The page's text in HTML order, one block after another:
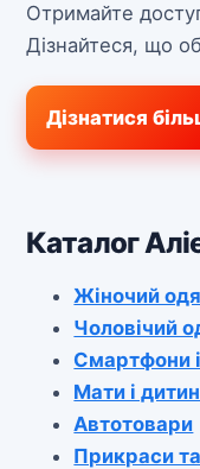
Отримайте
Дізнайтеся, що
Дізнатися
Каталог
Жіночий
Чоловічий
Смартфони
Мати і
Автотовари
Прикраси